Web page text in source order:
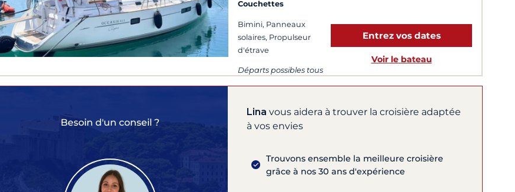
Couchettes
Bimini, Panneaux
solaires, Propulseur
d'étrave
Départs possibles tous
Entrez vos dates
Voir le bateau
Besoin d'un conseil ?
Lina vous aidera à trouver la croisière adaptée
à vos envies
Trouvons ensemble la meilleure croisière
grâce à nos 30 ans d'expérience